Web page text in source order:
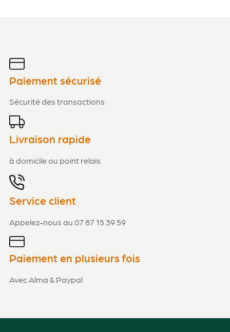
Paiement sécurisé
Sécurité des transactions
Livraison rapide
à domicile ou point relais
Service client
Appelez-nous au 07 87 15 39 59
Paiement en plusieurs fois
Avec Alma & Paypal